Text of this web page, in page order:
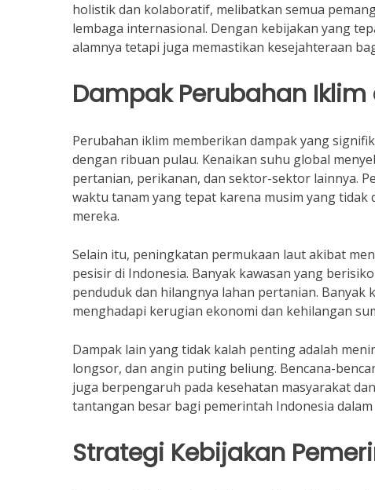
holistik dan kolaboratif, melibatkan semua
lembaga internasional. Dengan kebijakan yang
alamnya tetapi juga memastikan kesejahteraan
Dampak Perubahan
Perubahan iklim memberikan dampak yang
dengan ribuan pulau. Kenaikan suhu global
pertanian, perikanan, dan sektor-sektor lainnya.
waktu tanam yang tepat karena musim yang
mereka.
Selain itu, peningkatan permukaan laut akibat
pesisir di Indonesia. Banyak kawasan yang
penduduk dan hilangnya lahan pertanian.
menghadapi kerugian ekonomi dan kehilangan
Dampak lain yang tidak kalah penting adalah
longsor, dan angin puting beliung. Bencana-
juga berpengaruh pada kesehatan masyarakat
tantangan besar bagi pemerintah Indonesia
Strategi Kebijakan